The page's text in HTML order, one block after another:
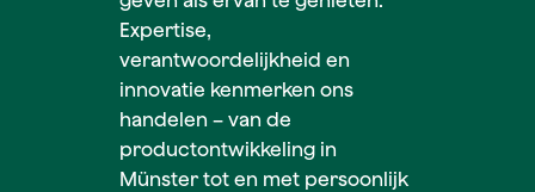
Expertise,
verantwoordelijkheid en
innovatie kenmerken ons
handelen – van de
productontwikkeling in
Münster tot en met persoonlijk